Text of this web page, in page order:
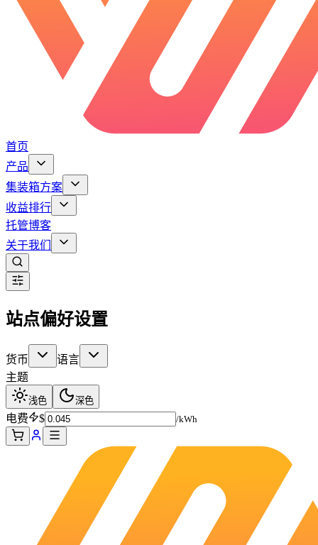
首页
产品
集装箱方案
收益排行
托管博客
关于我们
站点偏好设置
货币
语言
主题
浅色 深色
电费 $ /kWh